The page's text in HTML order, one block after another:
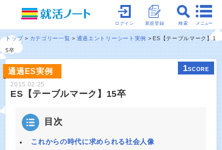
メニュー
検索
新規登録
ログイン
トップ カテゴリー一覧 通過エントリーシート実例
ES【テーブルマーク】1
5卒
通過ES実例 1SCORE
2015.02.25
ES【テーブルマーク】15卒
目次
これからの時代に求められる社会人像